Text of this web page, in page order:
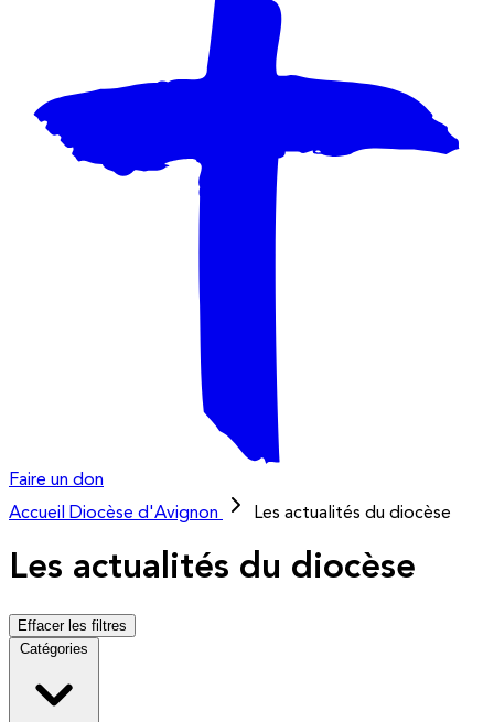
Faire un don
Accueil
Diocèse d'Avignon Les actualités du diocèse
Les actualités du diocèse
Effacer les filtres
Catégories